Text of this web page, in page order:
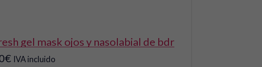
gel mask ojos y nasolabial de bdr
€ IVA incluido